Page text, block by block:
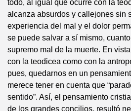
todo, al igual que ocurre con la
alcanza absurdos y callejones sin
experiencia del mal y el dolor
se puede salvar a sí mismo,
supremo mal de la muerte. En
con la teodicea como con la
pues, quedarnos en un
merece tener en cuenta que
sentido”. Así, el pensamiento
de los grandes concilios, resultó